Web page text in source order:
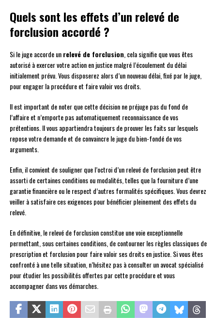
Quels sont les effets d’un relevé de
forclusion accordé ?
Si le juge accorde unrelevé de forclusion, cela signifie que vous êtes
autorisé à exercer votre action en justice malgré l’écoulement du délai
initialement prévu. Vous disposerez alors d’un nouveau délai, fixé par le juge,
pour engager la procédure et faire valoir vos droits.
Il est important de noter que cette décision ne préjuge pas du fond de
l’affaire et n’emporte pas automatiquement reconnaissance de vos
prétentions. Il vous appartiendra toujours de prouver les faits sur lesquels
repose votre demande et de convaincre le juge du bien-fondé de vos
arguments.
Enfin, il convient de souligner que l’octroi d’un relevé de forclusion peut être
assorti de certaines conditions ou modalités, telles que la fourniture d’une
garantie financière ou le respect d’autres formalités spécifiques. Vous devrez
veiller à satisfaire ces exigences pour bénéficier pleinement des effets du
relevé.
En définitive, le relevé de forclusion constitue une voie exceptionnelle
permettant, sous certaines conditions, de contourner les règles classiques de
prescription et forclusion pour faire valoir ses droits en justice. Si vous êtes
confronté à une telle situation, n’hésitez pas à consulter un avocat spécialisé
pour étudier les possibilités offertes par cette procédure et vous
accompagner dans vos démarches.